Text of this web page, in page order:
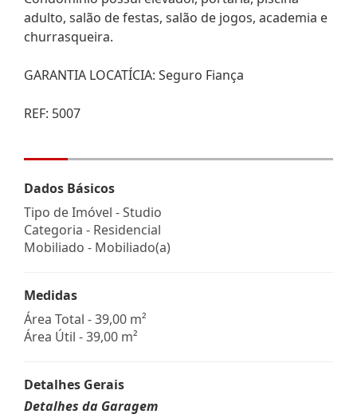
adulto, salão de festas, salão de jogos, academia e
churrasqueira.
GARANTIA LOCATÍCIA: Seguro Fiança
REF: 5007
Dados Básicos
Tipo de Imóvel - Studio
Categoria - Residencial
Mobiliado - Mobiliado(a)
Medidas
Área Total - 39,00 m²
Área Útil - 39,00 m²
Detalhes Gerais
Detalhes da Garagem